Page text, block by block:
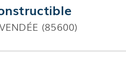
(85600)